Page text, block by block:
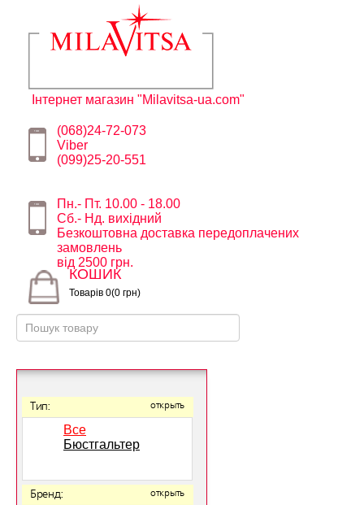
Інтернет магазин "Milavitsa-ua.com"
(068)24-72-073
Viber
(099)25-20-551
Пн.- Пт. 10.00 - 18.00
Сб.- Нд. вихідний
Безкоштовна доставка передоплачених
замовлень
від 2500 грн.
КОШИК
Товарів 0(0 грн)
Тип: открыть
Все
Бюстгальтер
Бренд: открыть